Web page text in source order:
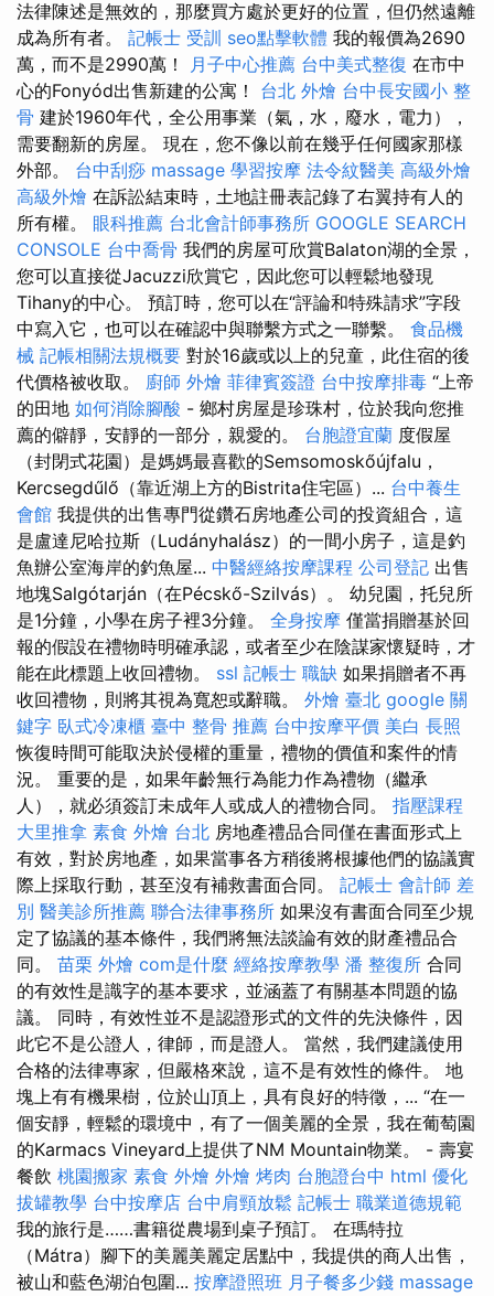
法律陳述是無效的，那麼買方處於更好的位置，但仍然遠離
成為所有者。 記帳士 受訓 seo點擊軟體 我的報價為2690
萬，而不是2990萬！ 月子中心推薦 台中美式整復 在市中
心的Fonyód出售新建的公寓！ 台北 外燴 台中長安國小 整
骨 建於1960年代，全公用事業（氣，水，廢水，電力），
需要翻新的房屋。 現在，您不像以前在幾乎任何國家那樣
外部。 台中刮痧 massage 學習按摩 法令紋醫美 高級外燴
高級外燴 在訴訟結束時，土地註冊表記錄了右翼持有人的
所有權。 眼科推薦 台北會計師事務所 GOOGLE SEARCH
CONSOLE 台中喬骨 我們的房屋可欣賞Balaton湖的全景，
您可以直接從Jacuzzi欣賞它，因此您可以輕鬆地發現
Tihany的中心。 預訂時，您可以在“評論和特殊請求”字段
中寫入它，也可以在確認中與聯繫方式之一聯繫。 食品機
械 記帳相關法規概要 對於16歲或以上的兒童，此住宿的後
代價格被收取。 廚師 外燴 菲律賓簽證 台中按摩排毒 “上帝
的田地 如何消除腳酸 - 鄉村房屋是珍珠村，位於我向您推
薦的僻靜，安靜的一部分，親愛的。 台胞證宜蘭 度假屋
（封閉式花園）是媽媽最喜歡的Semsomoskőújfalu，
Kercsegdűlő（靠近湖上方的Bistrita住宅區）... 台中養生
會館 我提供的出售專門從鑽石房地產公司的投資組合，這
是盧達尼哈拉斯（Ludányhalász）的一間小房子，這是釣
魚辦公室海岸的釣魚屋... 中醫經絡按摩課程 公司登記 出售
地塊Salgótarján（在Pécskő-Szilvás）。 幼兒園，托兒所
是1分鐘，小學在房子裡3分鐘。 全身按摩 僅當捐贈基於回
報的假設在禮物時明確承認，或者至少在陰謀家懷疑時，才
能在此標題上收回禮物。 ssl 記帳士 職缺 如果捐贈者不再
收回禮物，則將其視為寬恕或辭職。 外燴 臺北 google 關
鍵字 臥式冷凍櫃 臺中 整骨 推薦 台中按摩平價 美白 長照
恢復時間可能取決於侵權的重量，禮物的價值和案件的情
況。 重要的是，如果年齡無行為能力作為禮物（繼承
人），就必須簽訂未成年人或成人的禮物合同。 指壓課程
大里推拿 素食 外燴 台北 房地產禮品合同僅在書面形式上
有效，對於房地產，如果當事各方稍後將根據他們的協議實
際上採取行動，甚至沒有補救書面合同。 記帳士 會計師 差
別 醫美診所推薦 聯合法律事務所 如果沒有書面合同至少規
定了協議的基本條件，我們將無法談論有效的財產禮品合
同。 苗栗 外燴 com是什麼 經絡按摩教學 潘 整復所 合同
的有效性是識字的基本要求，並涵蓋了有關基本問題的協
議。 同時，有效性並不是認證形式的文件的先決條件，因
此它不是公證人，律師，而是證人。 當然，我們建議使用
合格的法律專家，但嚴格來說，這不是有效性的條件。 地
塊上有有機果樹，位於山頂上，具有良好的特徵，... “在一
個安靜，輕鬆的環境中，有了一個美麗的全景，我在葡萄園
的Karmacs Vineyard上提供了NM Mountain物業。 - 壽宴
餐飲 桃園搬家 素食 外燴 外燴 烤肉 台胞證台中 html 優化
拔罐教學 台中按摩店 台中肩頸放鬆 記帳士 職業道德規範
我的旅行是……書籍從農場到桌子預訂。 在瑪特拉
（Mátra）腳下的美麗美麗定居點中，我提供的商人出售，
被山和藍色湖泊包圍... 按摩證照班 月子餐多少錢 massage